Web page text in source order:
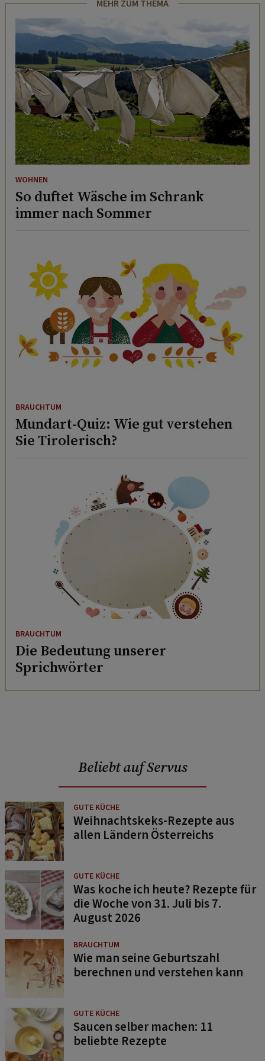
MEHR ZUM THEMA
WOHNEN
So duftet Wäsche im Schrank
immer nach Sommer
BRAUCHTUM
Mundart-Quiz: Wie gut verstehen
Sie Tirolerisch?
BRAUCHTUM
Die Bedeutung unserer
Sprichwörter
Beliebt auf Servus
GUTE KÜCHE
Weihnachtskeks-Rezepte aus
allen Ländern Österreichs
GUTE KÜCHE
Was koche ich heute? Rezepte für
die Woche von 31. Juli bis 7.
August 2026
BRAUCHTUM
Wie man seine Geburtszahl
berechnen und verstehen kann
GUTE KÜCHE
Saucen selber machen: 11
beliebte Rezepte